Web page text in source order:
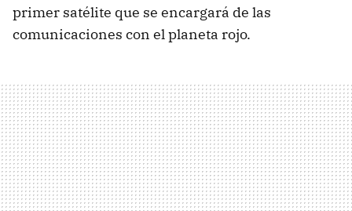
primer satélite que se encargará de las
comunicaciones con el planeta rojo.